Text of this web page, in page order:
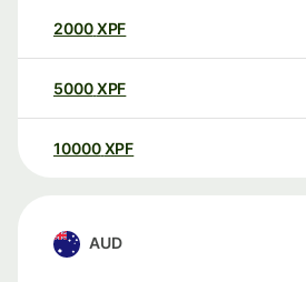
2000XPF
5000XPF
10000 XPF
AUD